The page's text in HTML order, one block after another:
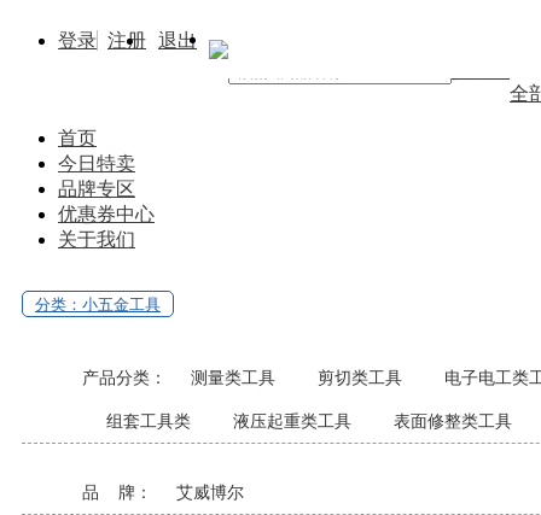
登录 注册 退出
全
首页
今日特卖
品牌专区
优惠券中心
关于我们
分类：小五金工具
产品分类： 测量类工具 剪切类工具 电子电工类
组套工具类 液压起重类工具 表面修整类工具
品 牌： 艾威博尔